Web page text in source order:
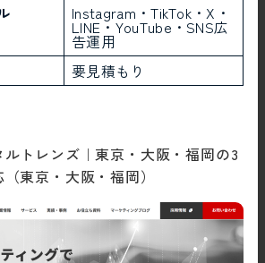
Instagram・TikTok・X・
LINE・YouTube・SNS広
告運用
要見積もり
トレンズ｜東京・大阪・福岡の3
東京・大阪・福岡）